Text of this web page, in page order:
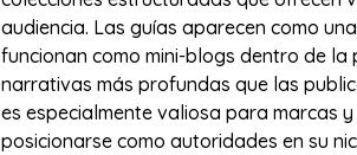
audiencia. Las guías aparecen como
funcionan como mini-blogs dentro de
narrativas más profundas que las
es especialmente valiosa para marcas
posicionarse como autoridades en su